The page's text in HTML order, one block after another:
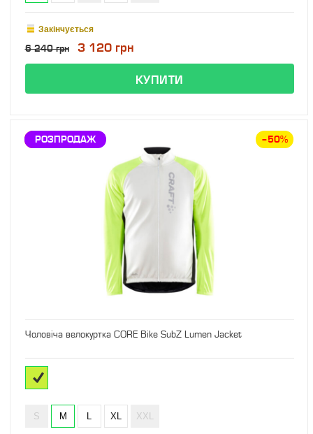
Закінчується
6 240 грн 3 120 грн
ЗНИЖКА –50%
РОЗПРОДАЖ
Чоловіча велокуртка CORE Bike SubZ Lumen Jacket
S M XL XXL